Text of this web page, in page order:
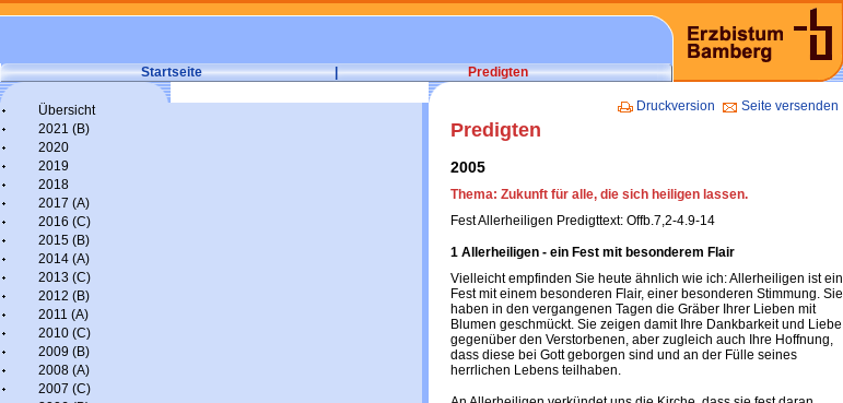
Startseite | Predigten
Übersicht
2021 (B)
2020
2019
2018
2017 (A)
2016 (C)
2015 (B)
2014 (A)
2013 (C)
2012 (B)
2011 (A)
2010 (C)
2009 (B)
2008 (A)
2007 (C)
Druckversion Seite versenden
Predigten
2005
Thema: Zukunft für alle, die sich heiligen lassen.
Fest Allerheiligen Predigttext: Offb.7,2-4.9-14
1 Allerheiligen - ein Fest mit besonderem Flair
Vielleicht empfinden Sie heute ähnlich wie ich: Allerheiligen ist ein
Fest mit einem besonderen Flair, einer besonderen Stimmung. Sie
haben in den vergangenen Tagen die Gräber Ihrer Lieben mit
Blumen geschmückt. Sie zeigen damit Ihre Dankbarkeit und Liebe
gegenüber den Verstorbenen, aber zugleich auch Ihre Hoffnung,
dass diese bei Gott geborgen sind und an der Fülle seines
herrlichen Lebens teilhaben.